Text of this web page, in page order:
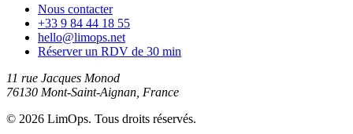
Nous contacter
+33 9 84 44 18 55
hello@limops.net
Réserver un RDV de 30 min
11 rue Jacques Monod
76130 Mont-Saint-Aignan, France
© 2026 LimOps. Tous droits réservés.